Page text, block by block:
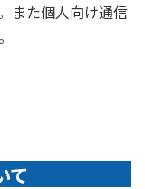
また個人向け通信
て